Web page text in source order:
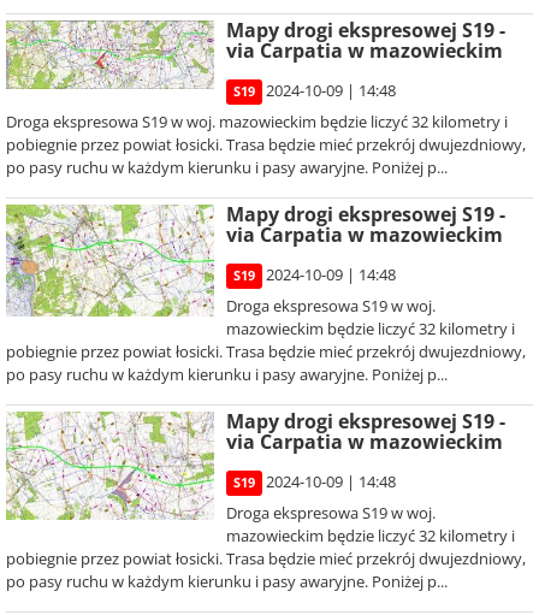
Mapy drogi ekspresowej S19 -
via Carpatia w mazowieckim
S19
2024-10-09 | 14:48
Droga ekspresowa S19 w woj. mazowieckim będzie liczyć 32 kilometry i
pobiegnie przez powiat łosicki. Trasa będzie mieć przekrój dwujezdniowy,
po pasy ruchu w każdym kierunku i pasy awaryjne. Poniżej p...
Mapy drogi ekspresowej S19 -
via Carpatia w mazowieckim
S19
2024-10-09 | 14:48
Droga ekspresowa S19 w woj.
mazowieckim będzie liczyć 32 kilometry i
pobiegnie przez powiat łosicki. Trasa będzie mieć przekrój dwujezdniowy,
po pasy ruchu w każdym kierunku i pasy awaryjne. Poniżej p...
Mapy drogi ekspresowej S19 -
via Carpatia w mazowieckim
S19
2024-10-09 | 14:48
Droga ekspresowa S19 w woj.
mazowieckim będzie liczyć 32 kilometry i
pobiegnie przez powiat łosicki. Trasa będzie mieć przekrój dwujezdniowy,
po pasy ruchu w każdym kierunku i pasy awaryjne. Poniżej p...